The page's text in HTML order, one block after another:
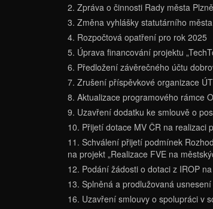
2. Zpráva o činnosti Rady města
3. Změna vyhlášky statutárního
4. Rozpočtová opatření pro rok 2025
5. Úprava financování projektu
6. Předložení závěrečného účtu
7. Zrušení příspěvkové organizace
8. Aktualizace programového rámce
9. Uzavření dodatku ke smlouvě o
10. Přijetí dotace MV ČR na realizaci
11. Schválení přijetí podmínek
na projekt „Realizace FVE na
12. Podání žádosti o dotaci z IROP
13. Splněná a prodlužovaná
16. Uzavření smlouvy o spolupráci v